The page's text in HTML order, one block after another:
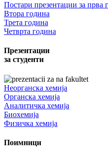
Постари презентации за прва
Втора година
Трета година
Четврта година
Презентации
за студенти
Неорганска хемија
Органска хемија
Аналитичка хемија
Биохемија
Физичка хемија
Поимници